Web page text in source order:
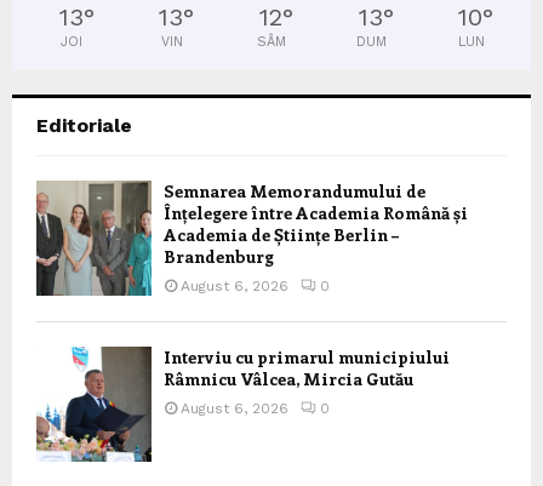
13°
JOI
13°
VIN
12°
SÂM
13°
DUM
10°
LUN
Editoriale
Semnarea Memorandumului de
Înțelegere între Academia Română și
Academia de Științe Berlin –
Brandenburg
August 6, 2026 0
Interviu cu primarul municipiului
Râmnicu Vâlcea, Mircia Gutău
August 6, 2026 0